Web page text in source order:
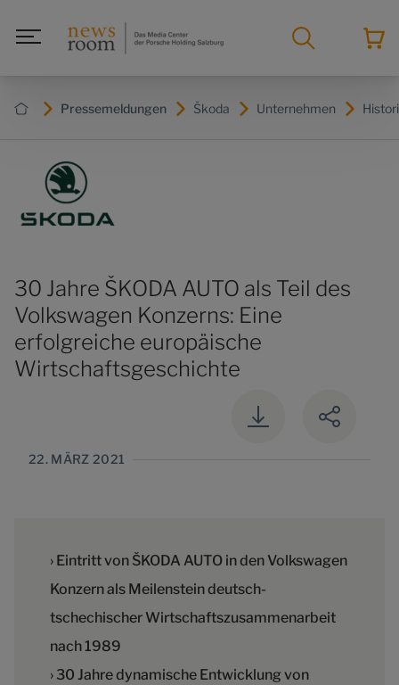
Pressemeldungen Škoda Unternehmen
30 Jahre ŠKODA AUTO als Teil des
Volkswagen Konzerns: Eine
erfolgreiche europäische
Wirtschaftsgeschichte
22. MÄRZ 2021
› Eintritt von ŠKODA AUTO in den Volkswagen
Konzern als Meilenstein deutsch-
tschechischer Wirtschaftszusammenarbeit
nach 1989
› 30 Jahre dynamische Entwicklung von